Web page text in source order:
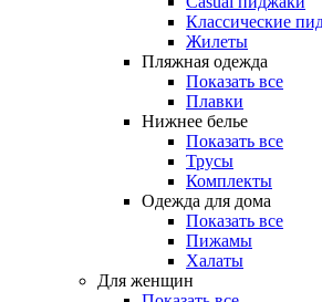
Классические
Жилеты
Пляжная одежда
Показать все
Плавки
Нижнее белье
Показать все
Трусы
Комплекты
Одежда для дома
Показать все
Пижамы
Халаты
Для женщин